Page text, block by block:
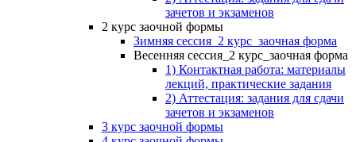
зачетов и экзаменов
2 курс заочной формы
Зимняя сессия_2 курс_заочная форма
Весенняя сессия_2 курс_заочная форма
1) Контактная работа: материалы
лекций, практические задания
2) Аттестация: задания для сдачи
зачетов и экзаменов
3 курс заочной формы